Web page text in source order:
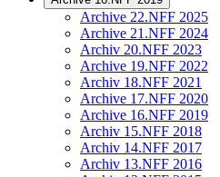
Archive 22.NFF 2025
Archive 21.NFF 2024
Archiv 20.NFF 2023
Archive 19.NFF 2022
Archiv 18.NFF 2021
Archive 17.NFF 2020
Archive 16.NFF 2019
Archiv 15.NFF 2018
Archiv 14.NFF 2017
Archiv 13.NFF 2016